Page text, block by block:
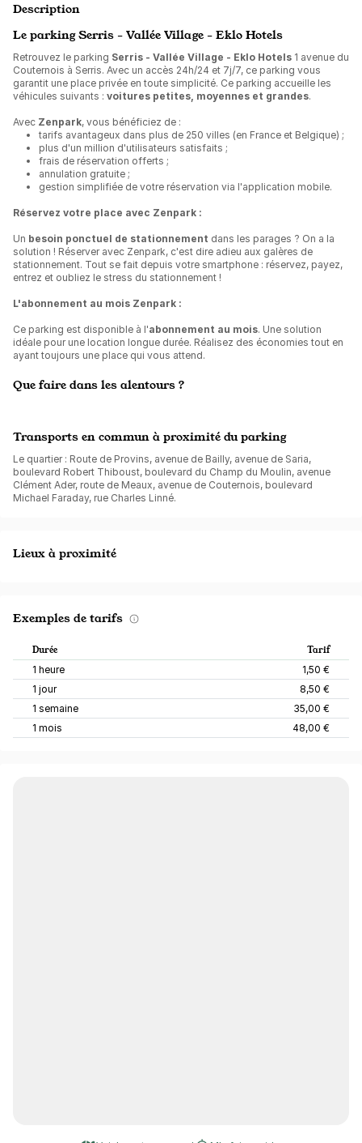
Description
Le parking Serris - Vallée Village - Eklo Hotels
Retrouvez le parking Serris - Vallée Village - Eklo Hotels 1 avenue du
Couternois à Serris. Avec un accès 24h/24 et 7j/7, ce parking vous
garantit une place privée en toute simplicité. Ce parking accueille les
véhicules suivants : voitures petites, moyennes et grandes.
Avec Zenpark, vous bénéficiez de :
tarifs avantageux dans plus de 250 villes (en France et Belgique) ;
plus d'un million d'utilisateurs satisfaits ;
frais de réservation offerts ;
annulation gratuite ;
gestion simplifiée de votre réservation via l'application mobile.
Réservez votre place avec Zenpark :
Un besoin ponctuel de stationnement dans les parages ? On a la
solution ! Réserver avec Zenpark, c'est dire adieu aux galères de
stationnement. Tout se fait depuis votre smartphone : réservez, payez,
entrez et oubliez le stress du stationnement !
L'abonnement au mois Zenpark :
Ce parking est disponible à l'abonnement au mois. Une solution
idéale pour une location longue durée. Réalisez des économies tout en
ayant toujours une place qui vous attend.
Que faire dans les alentours ?
Transports en commun à proximité du parking
Le quartier : Route de Provins, avenue de Bailly, avenue de Saria,
boulevard Robert Thiboust, boulevard du Champ du Moulin, avenue
Clément Ader, route de Meaux, avenue de Couternois, boulevard
Michael Faraday, rue Charles Linné.
Lieux à proximité
Exemples de tarifs
Durée Tarif
1 heure
1,50 €
1 jour
8,50 €
1 semaine
35,00 €
1 mois
48,00 €